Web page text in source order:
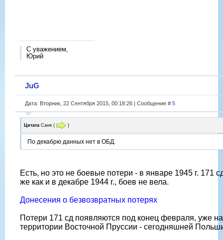
С уважением,
Юрий
JuG
Дата: Вторник, 22 Сентября 2015, 00:18:26 | Сообщение # 5
Цитата Саня ( )
По декабрю данных нет в ОБД.
Есть, но это не боевые потери - в январе 1945 г. 171
же как и в декабре 1944 г., боев не вела.
Донесения о безвозвратных потерях
Потери 171 сд появляются под конец февраля, уже на
территории Восточной Пруссии - сегодняшней